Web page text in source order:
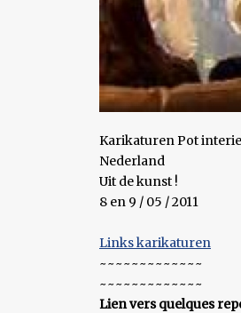
Karikaturen Pot
Nederland
Uit de kunst !
8 en 9 / 05 / 2011
Links karikaturen
~~~~~~~~~~~~~
~~~~~~~~~~~~~
Lien vers quelques